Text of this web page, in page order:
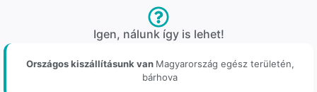
Igen, nálunk így is lehet!
Országos kiszállításunk van Magyarország egész területén,
bárhova